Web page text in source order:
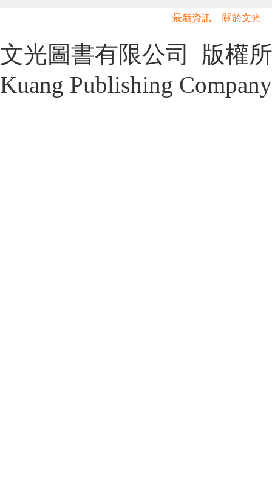
最新資訊 關於文光
文光圖書有限公司 版權
Kuang Publishing